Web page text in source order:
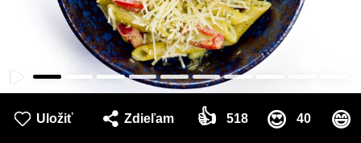
Uložiť Zdieľam 👍 518 😍 40 😄